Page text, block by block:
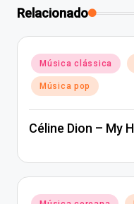
Relacionado
Posted
in
Música clássica
Música pop
Céline Dion – My
Posted